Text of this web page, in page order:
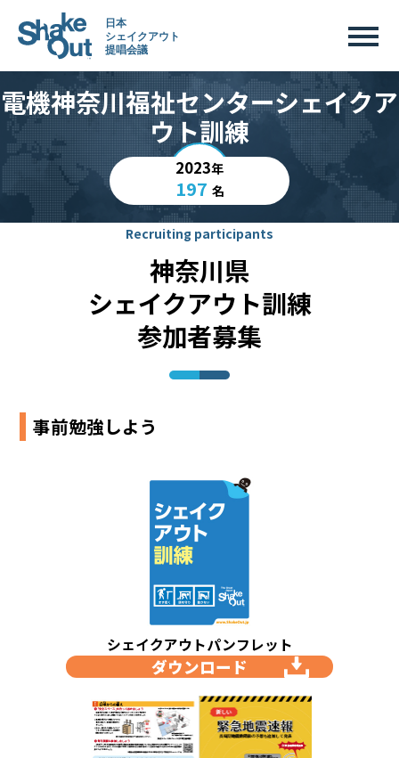
電機神奈川福祉センターシェイクア
ウト訓練
2023年
197 名
Recruiting participants
神奈川県
シェイクアウト訓練
参加者募集
事前勉強しよう
シェイクアウトパンフレット
ダウンロード